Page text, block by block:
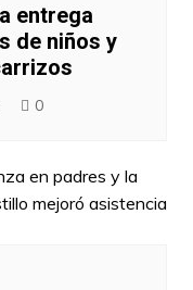
entrega
de niños y
0